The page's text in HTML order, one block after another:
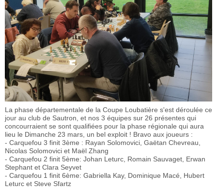
La phase départementale de la Coupe Loubatière s'est déroulée ce
jour au club de Sautron, et nos 3 équipes sur 26 présentes qui
concourraient se sont qualifiées pour la phase régionale qui aura
lieu le Dimanche 23 mars, un bel exploit ! Bravo aux joueurs :
- Carquefou 3 finit 3ème : Rayan Solomovici, Gaëtan Chevreau,
Nicolas Solomovici et Maël Zhang
- Carquefou 2 finit 5ème: Johan Leturc, Romain Sauvaget, Erwan
Stephant et Clara Seyvet
- Carquefou 1 finit 6ème: Gabriella Kay, Dominique Macé, Hubert
Leturc et Steve Sfartz